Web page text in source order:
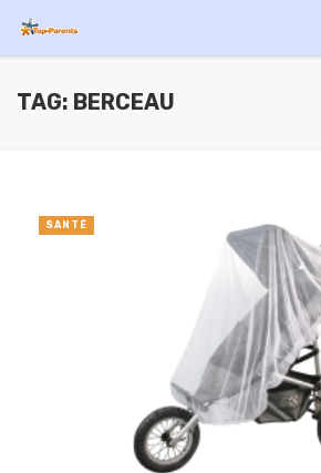
TAG: BERCEAU
SANTÉ